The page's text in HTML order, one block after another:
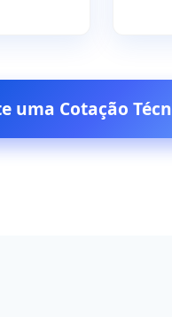
uma Cotação